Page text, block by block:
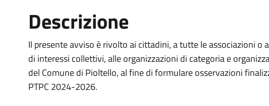
Descrizione
Il presente avviso è rivolto ai cittadini, a tutte le associazioni
di interessi collettivi, alle organizzazioni di categoria e
del Comune di Pioltello, al fine di formulare osservazioni
PTPC 2024-2026.